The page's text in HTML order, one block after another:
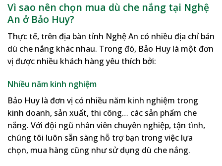
Vì sao nên chọn mua dù che nắng tại Nghệ
An ở Bảo Huy?
Thực tế, trên địa bàn tỉnh Nghệ An có nhiều địa chỉ bán
dù che nắng khác nhau. Trong đó, Bảo Huy là một đơn
vị được nhiều khách hàng yêu thích bởi:
Nhiều năm kinh nghiệm
Bảo Huy là đơn vị có nhiều năm kinh nghiệm trong
kinh doanh, sản xuất, thi công… các sản phẩm che
nắng. Với đội ngũ nhân viên chuyên nghiệp, tận tình,
chúng tôi luôn sẵn sàng hỗ trợ bạn trong việc lựa
chọn, mua hàng cũng như sử dụng dù che nắng.